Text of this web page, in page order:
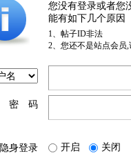
您没有登录或者您
能有如下几个原因
1、帖子ID非法
2、您还不是站点会员
密 码
隐身登录 开启 关闭